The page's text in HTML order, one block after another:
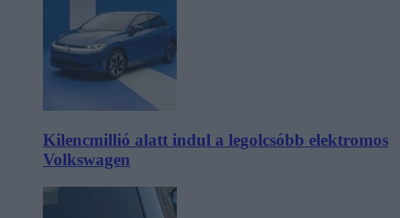
Kilencmillió alatt indul a legolcsóbb elektromos
Volkswagen